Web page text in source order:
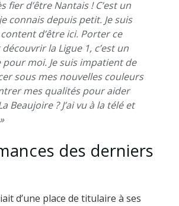
fier d’être Nantais ! C’est un
connais depuis petit. Je suis
d’être ici. Porter ce
la Ligue 1, c’est un
pour moi. Je suis impatient de
sous mes nouvelles couleurs
mes qualités pour aider
Beaujoire ? J’ai vu à la télé et
des derniers
d’une place de titulaire à ses